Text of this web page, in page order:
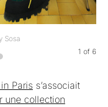
Sosa
1 of 6
Paris s’associait
une collection